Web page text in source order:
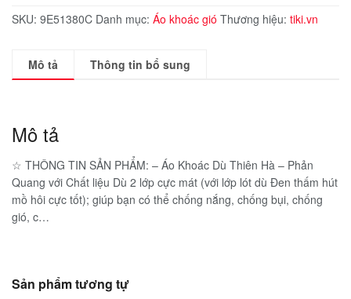
SKU: 9E51380C Danh mục: Áo khoác gió Thương hiệu: tiki.vn
Mô tả Thông tin bổ sung
Mô tả
☆ THÔNG TIN SẢN PHẨM: – Áo Khoác Dù Thiên Hà – Phản
Quang với Chất liệu Dù 2 lớp cực mát (với lớp lót dù Đen thấm hút
mồ hôi cực tốt); giúp bạn có thể chống nắng, chống bụi, chống
gió, c…
Sản phẩm tương tự